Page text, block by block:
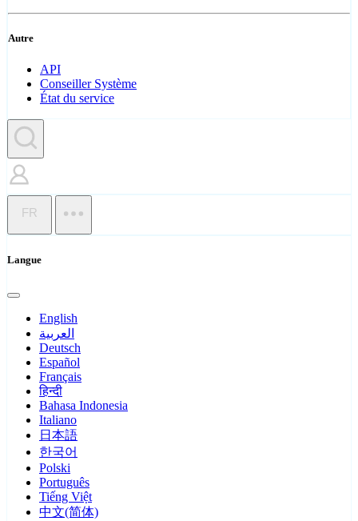
Autre
API
Conseiller Système
État du service
FR
Langue
English
العربية
Deutsch
Español
Français
हिन्दी
Bahasa Indonesia
Italiano
日本語
한국어
Polski
Português
Tiếng Việt
中文(简体)